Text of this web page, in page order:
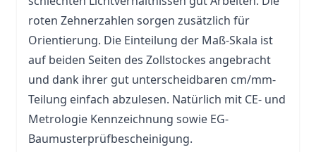
roten Zehnerzahlen sorgen zusätzlich für
Orientierung. Die Einteilung der Maß-Skala ist
auf beiden Seiten des Zollstockes angebracht
und dank ihrer gut unterscheidbaren cm/mm-
Teilung einfach abzulesen. Natürlich mit CE- und
Metrologie Kennzeichnung sowie EG-
Baumusterprüfbescheinigung.